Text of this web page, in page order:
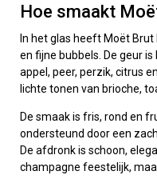
Hoe smaakt
In het glas heeft Moët
en fijne bubbels. De geur
appel, peer, perzik, citrus
lichte tonen van brioche,
De smaak is fris, rond en
ondersteund door een
De afdronk is schoon,
champagne feestelijk,